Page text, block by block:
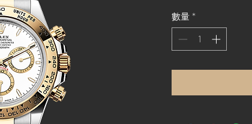
數量 *